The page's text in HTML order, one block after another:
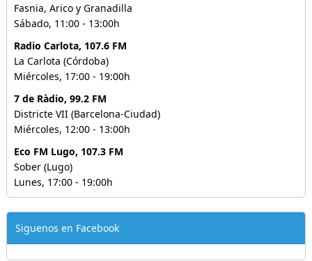
Fasnia, Arico y Granadilla
Sábado, 11:00 - 13:00h
Radio Carlota, 107.6 FM
La Carlota (Córdoba)
Miércoles, 17:00 - 19:00h
7 de Ràdio, 99.2 FM
Districte VII (Barcelona-Ciudad)
Miércoles, 12:00 - 13:00h
Eco FM Lugo, 107.3 FM
Sober (Lugo)
Lunes, 17:00 - 19:00h
Siguenos en Facebook